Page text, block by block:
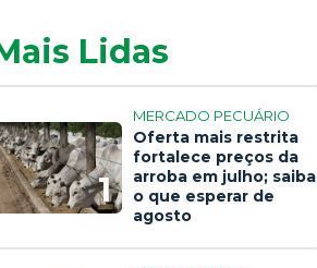
Lidas
1
MERCADO PECUÁRIO
Oferta mais restrita
fortalece preços da
arroba em julho; saiba
o que esperar de
agosto